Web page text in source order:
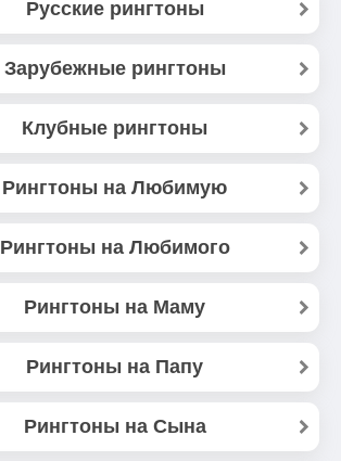
Русские рингтоны
Зарубежные рингтоны
Клубные рингтоны
Рингтоны на Любимую
Рингтоны на Любимого
Рингтоны на Маму
Рингтоны на Папу
Рингтоны на Сына